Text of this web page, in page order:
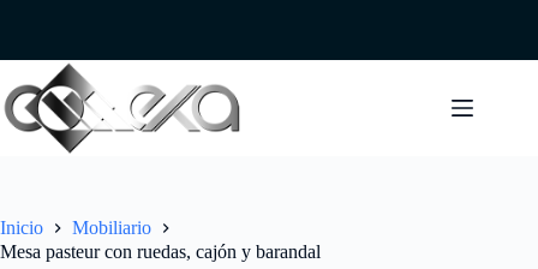
Inicio
Mobiliario
Mesa pasteur con ruedas, cajón y barandal